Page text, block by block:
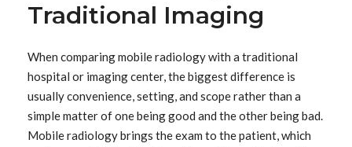
Traditional Imaging
When comparing mobile radiology with a traditional
hospital or imaging center, the biggest difference is
usually convenience, setting, and scope rather than a
simple matter of one being good and the other being bad.
Mobile radiology brings the exam to the patient, which